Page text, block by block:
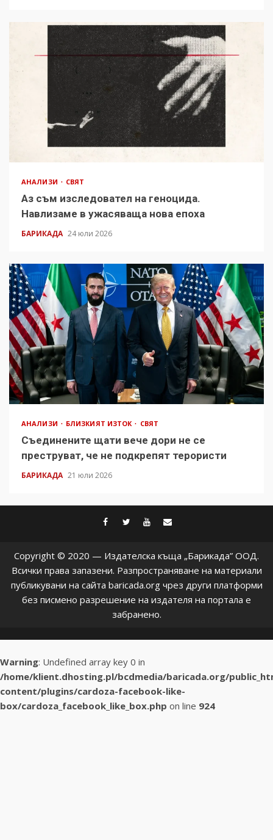
АНАЛИЗИ СВЯТ
Аз съм изследовател на геноцида.
Навлизаме в ужасяваща нова епоха
БАРИКАДА 24 юли 2026
АНАЛИЗИ БЛИЗКИЯТ ИЗТОК СВЯТ
Съединените щати вече дори не се
преструват, че не подкрепят терористи
БАРИКАДА 21 юли 2026
facebook
twitter
youtube
Copyright © 2020 — Издателска къща „Барикада” ООД.
Всички права запазени. Разпространяване на материали
публикувани на сайта baricada.org чрез други платформи
без писмено разрешение на издателя на портала е
забранено.
Warning: Undefined array key 0 in
/home/klient.dhosting.pl/bcdmedia/baricada.org/
content/plugins/cardoza-facebook-like-
box/cardoza_facebook_like_box.php on line 924